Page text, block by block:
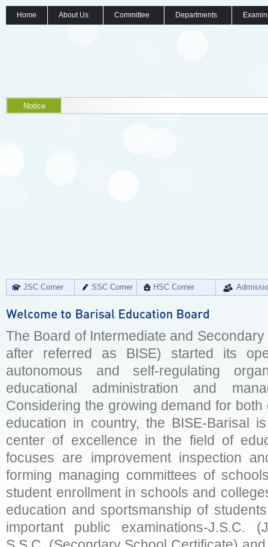
Home About Us Committee Departments
Notice
JSC Corner SSC Corner HSC Corner
The Board of Intermediate and
after referred as BISE) started its
autonomous and self-regulating
educational administration and
Considering the growing demand for
education in country, the BISE-Barisal
center of excellence in the field of
focuses are improvement inspection
forming managing committees of
student enrollment in schools and
education and sportsmanship of
important public examinations-J.S.C.